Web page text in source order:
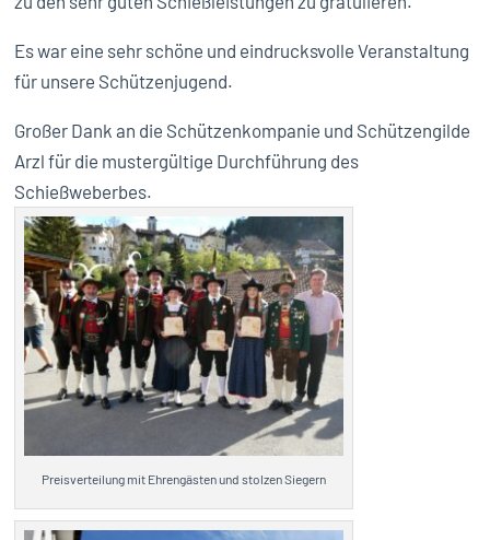
Es war eine sehr schöne und eindrucksvolle Veranstaltung
für unsere Schützenjugend.
Großer Dank an die Schützenkompanie und Schützengilde
Arzl für die mustergültige Durchführung des
Schießweberbes.
Preisverteilung mit Ehrengästen und stolzen Siegern